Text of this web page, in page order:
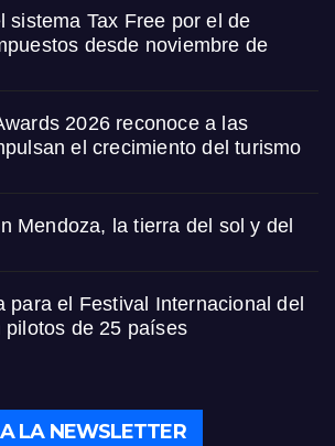
sistema Tax Free por el de
desde noviembre de
2026 reconoce a las
el crecimiento del turismo
Mendoza, la tierra del sol y del
para el Festival Internacional del
pilotos de 25 países
LA NEWSLETTER